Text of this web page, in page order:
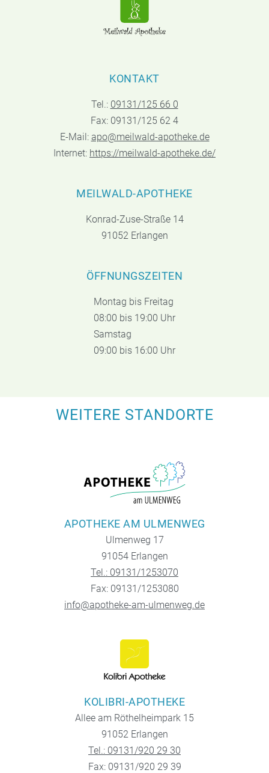
KONTAKT
Tel.: 09131/125 66 0
Fax: 09131/125 62 4
E-Mail: apo@meilwald-apotheke.de
Internet: https://meilwald-apotheke.de/
MEILWALD-APOTHEKE
Konrad-Zuse-Straße 14
91052 Erlangen
ÖFFNUNGSZEITEN
Montag bis Freitag
08:00 bis 19:00 Uhr
Samstag
09:00 bis 16:00 Uhr
WEITERE STANDORTE
APOTHEKE AM ULMENWEG
Ulmenweg 17
91054 Erlangen
Tel.: 09131/1253070
Fax: 09131/1253080
info@apotheke-am-ulmenweg.de
KOLIBRI-APOTHEKE
Allee am Röthelheimpark 15
91052 Erlangen
Tel.: 09131/920 29 30
Fax: 09131/920 29 39